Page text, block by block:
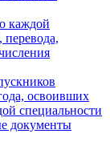
каждой
освоивших
специальности
документы